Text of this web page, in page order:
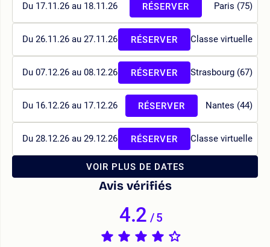
Du 17.11.26 au 18.11.26 Paris (75)
RÉSERVER
Du 26.11.26 au 27.11.26 Classe virtuelle
RÉSERVER
Du 07.12.26 au 08.12.26 Strasbourg (67)
RÉSERVER
Du 16.12.26 au 17.12.26 Nantes (44)
RÉSERVER
Du 28.12.26 au 29.12.26 Classe virtuelle
RÉSERVER
VOIR PLUS DE DATES
Avis vérifiés
4.2/5